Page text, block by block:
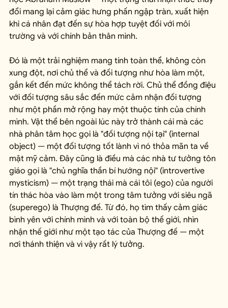
đổi mang lại cảm giác hưng phấn ngập tràn, xuất hiện
khi cá nhân đạt đến sự hòa hợp tuyệt đối với môi
trường và với chính bản thân mình.
Đó là một trải nghiệm mang tính toàn thể, không còn
xung đột, nơi chủ thể và đối tượng như hòa làm một,
gắn kết đến mức không thể tách rời. Chủ thể đồng điệu
với đối tượng sâu sắc đến mức cảm nhận đối tượng
như một phần mở rộng hay một thuộc tính của chính
mình. Vật thể bên ngoài lúc này trở thành cái mà các
nhà phân tâm học gọi là "đối tượng nội tại" (internal
object) — một đối tượng tốt lành vì nó thỏa mãn ta về
mặt mỹ cảm. Đây cũng là điều mà các nhà tư tưởng tôn
giáo gọi là "chủ nghĩa thần bí hướng nội" (introvertive
mysticism) — một trạng thái mà cái tôi (ego) của người
tín thác hòa vào làm một trong tâm tưởng với siêu ngã
(superego) là Thượng đế. Từ đó, họ tìm thấy cảm giác
bình yên với chính mình và với toàn bộ thế giới, nhìn
nhận thế giới như một tạo tác của Thượng đế — một
nơi thánh thiện và vì vậy rất lý tưởng.